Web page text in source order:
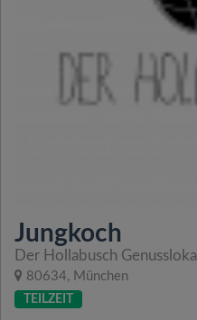
Jungkoch
Der Hollabusch Genusslokal
80634, München
TEILZEIT